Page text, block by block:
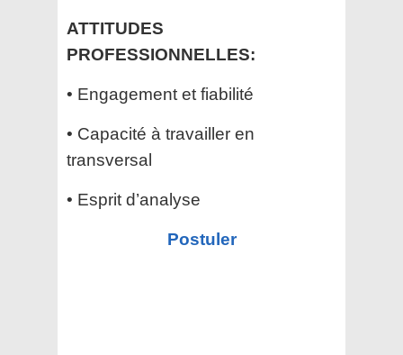
ATTITUDES
PROFESSIONNELLES:
• Engagement et fiabilité
• Capacité à travailler en
transversal
• Esprit d’analyse
Postuler